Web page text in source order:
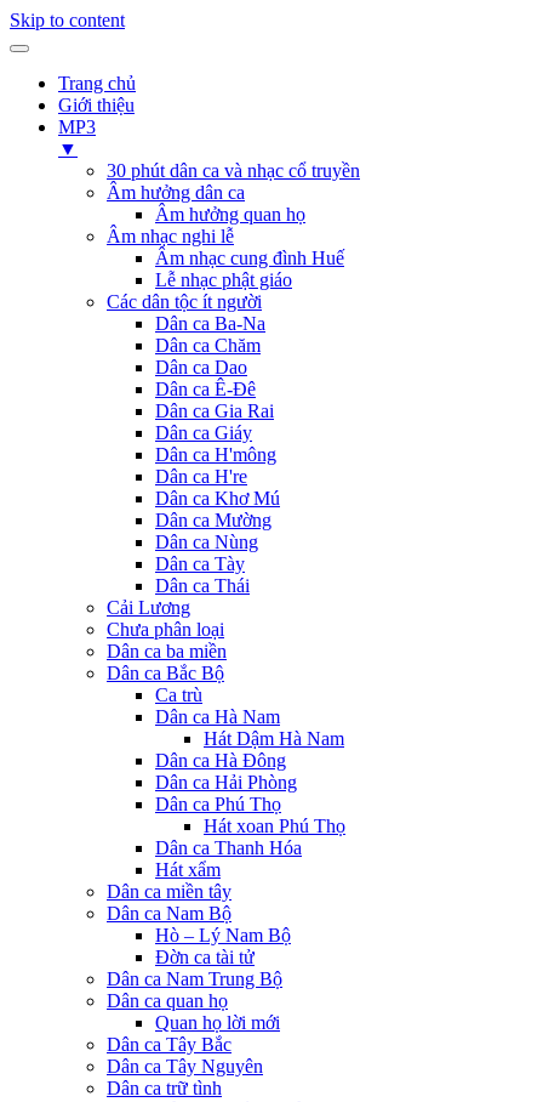
Skip to content
Trang chủ
Giới thiệu
MP3
▼
30 phút dân ca và nhạc cổ truyền
Âm hưởng dân ca
Âm hưởng quan họ
Âm nhạc nghi lễ
Âm nhạc cung đình Huế
Lễ nhạc phật giáo
Các dân tộc ít người
Dân ca Ba-Na
Dân ca Chăm
Dân ca Dao
Dân ca Ê-Đê
Dân ca Gia Rai
Dân ca Giáy
Dân ca H'mông
Dân ca H're
Dân ca Khơ Mú
Dân ca Mường
Dân ca Nùng
Dân ca Tày
Dân ca Thái
Cải Lương
Chưa phân loại
Dân ca ba miền
Dân ca Bắc Bộ
Ca trù
Dân ca Hà Nam
Hát Dậm Hà Nam
Dân ca Hà Đông
Dân ca Hải Phòng
Dân ca Phú Thọ
Hát xoan Phú Thọ
Dân ca Thanh Hóa
Hát xẩm
Dân ca miền tây
Dân ca Nam Bộ
Hò – Lý Nam Bộ
Đờn ca tài tử
Dân ca Nam Trung Bộ
Dân ca quan họ
Quan họ lời mới
Dân ca Tây Bắc
Dân ca Tây Nguyên
Dân ca trữ tình